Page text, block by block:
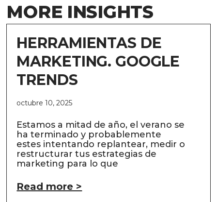
MORE INSIGHTS
HERRAMIENTAS DE
MARKETING. GOOGLE
TRENDS
octubre 10, 2025
Estamos a mitad de año, el verano se
ha terminado y probablemente
estes intentando replantear, medir o
restructurar tus estrategias de
marketing para lo que
Read more >